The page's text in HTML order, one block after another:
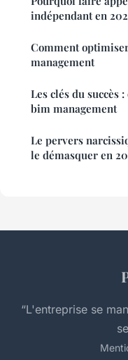
indépendant en
Comment
management
Les clés du succès
bim management
Le pervers
le démasquer en
“L'entreprise se